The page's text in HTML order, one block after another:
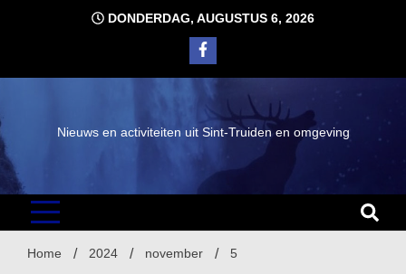
DONDERDAG, AUGUSTUS 6, 2026
Nieuws en activiteiten uit Sint-Truiden en omgeving
Home 2024 november 5